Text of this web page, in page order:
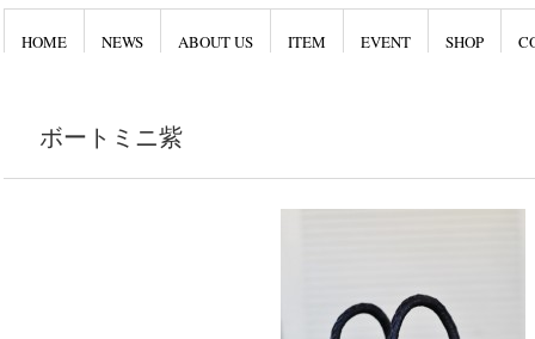
HOME NEWS ABOUT US ITEM EVENT SHOP
ボートミニ紫